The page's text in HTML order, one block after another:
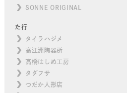
SONNE ORIGINAL
た行
タイラハジメ
高江洲陶器所
高橋はしめ工房
タダフサ
つだか人形店